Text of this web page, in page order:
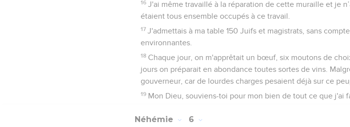
16 J'ai même travaillé à la réparation de cette muraille et je
étaient tous ensemble occupés à ce travail.
17 J'admettais à ma table 150 Juifs et magistrats, sans
environnantes.
18 Chaque jour, on m'apprêtait un bœuf, six moutons de
jours on préparait en abondance toutes sortes de vins.
gouverneur, car de lourdes charges pesaient déjà sur ce
19 Mon Dieu, souviens-toi pour mon bien de tout ce que j'ai
Néhémie 6